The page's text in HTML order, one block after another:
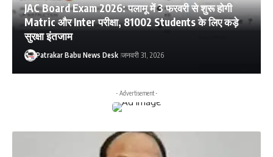
JAC Board Exam 2026: पलामू में 3 फरवरी से शुरू होगी
Matric और Inter परीक्षा, 81002 Students के लिए कड़े
सुरक्षा इंतजाम
Patrakar Babu News Desk जनवरी 31, 2026
- Advertisement -